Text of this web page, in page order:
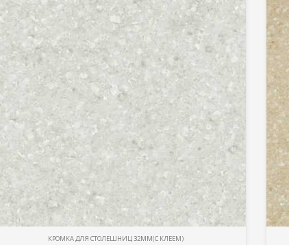
КРОМКА ДЛЯ СТОЛЕШНИЦ 32ММ(С КЛЕЕМ)